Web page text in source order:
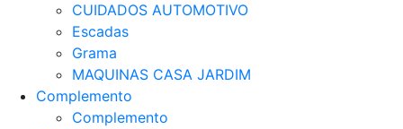
CUIDADOS AUTOMOTIVO
Escadas
Grama
MAQUINAS CASA JARDIM
Complemento
Complemento